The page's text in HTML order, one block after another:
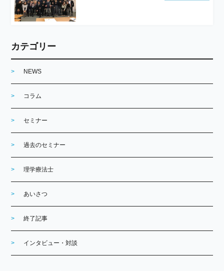
カテゴリー
NEWS
コラム
セミナー
過去のセミナー
理学療法士
あいさつ
終了記事
インタビュー・対談